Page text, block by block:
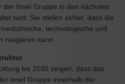
Insel Gruppe in den nächsten
wird. Sie stellen sicher, dass die
technologische und
reagieren kann.
bis 2035 zeigen, dass das
Insel Gruppe innerhalb der